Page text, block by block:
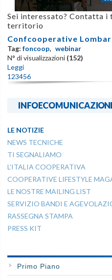
Sei interessato? Contatta
territorio
Confcooperative
Tag: foncoop, webinar
N° di visualizzazioni (152)
Leggi
1 23456
LE NOTIZIE
NEWS TECNICHE
TI SEGNALIAMO
L'ITALIA COOPERATIVA
COOPERATIVE LIFESTYLE
LE NOSTRE MAILING LIST
SERVIZIO BANDI E
RASSEGNA STAMPA
PRESS KIT
Primo Piano